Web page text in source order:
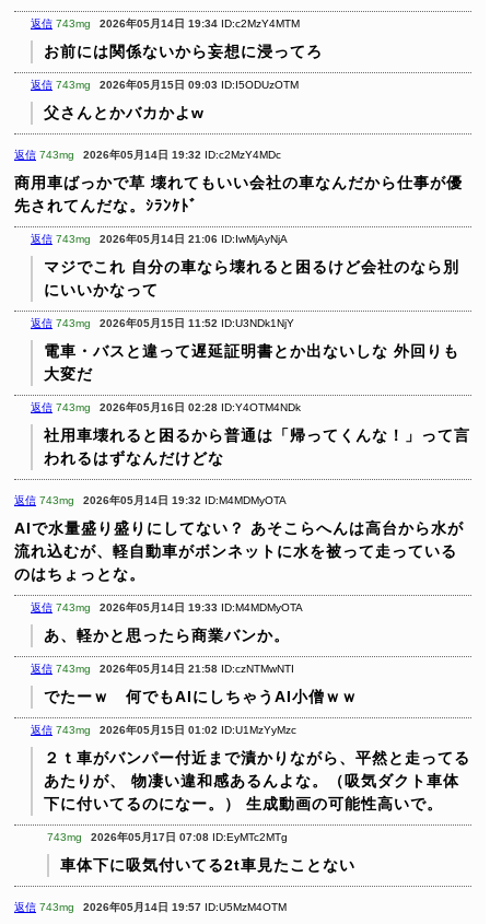
返信 743mg 2026年05月14日 19:34 ID:c2MzY4MTM
お前には関係ないから妄想に浸ってろ
返信 743mg 2026年05月15日 09:03 ID:I5ODUzOTM
父さんとかバカかよw
返信 743mg 2026年05月14日 19:32 ID:c2MzY4MDc
商用車ばっかで草 壊れてもいい会社の車なんだから仕事が優
先されてんだな。ｼﾗﾝｹﾄﾞ
返信 743mg 2026年05月14日 21:06 ID:IwMjAyNjA
マジでこれ 自分の車なら壊れると困るけど会社のなら別
にいいかなって
返信 743mg 2026年05月15日 11:52 ID:U3NDk1NjY
電車・バスと違って遅延証明書とか出ないしな 外回りも
大変だ
返信 743mg 2026年05月16日 02:28 ID:Y4OTM4NDk
社用車壊れると困るから普通は「帰ってくんな！」って言
われるはずなんだけどな
返信 743mg 2026年05月14日 19:32 ID:M4MDMyOTA
AIで水量盛り盛りにしてない？
あそこらへんは高台から水が
流れ込むが、軽自動車がボンネットに水を被って走っている
のはちょっとな。
返信 743mg 2026年05月14日 19:33 ID:M4MDMyOTA
あ、軽かと思ったら商業バンか。
返信 743mg 2026年05月14日 21:58 ID:czNTMwNTI
でたーｗ 何でもAIにしちゃうAI小僧ｗｗ
返信 743mg 2026年05月15日 01:02 ID:U1MzYyMzc
２ｔ車がバンパー付近まで漬かりながら、平然と走ってる
あたりが、
物凄い違和感あるんよな。（吸気ダクト車体
下に付いてるのになー。）
生成動画の可能性高いで。
743mg 2026年05月17日 07:08 ID:EyMTc2MTg
車体下に吸気付いてる2t車見たことない
返信 743mg 2026年05月14日 19:57 ID:U5MzM4OTM